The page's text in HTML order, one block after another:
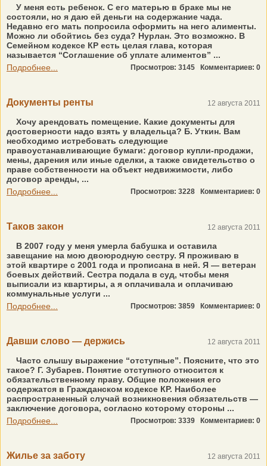
У меня есть ребенок. С его матерью в браке мы не
состояли, но я даю ей деньги на содержание чада.
Недавно его мать попросила оформить на него алименты.
Можно ли обойтись без суда? Нурлан. Это возможно. В
Семейном кодексе КР есть целая глава, которая
называется “Соглашение об уплате алиментов” ...
Подробнее...
Просмотров: 3145 Комментариев: 0
Документы ренты 12 августа 2011
Хочу арендовать помещение. Какие документы для
достоверности надо взять у владельца? Б. Уткин. Вам
необходимо истребовать следующие
правоустанавливающие бумаги: договор купли-продажи,
мены, дарения или иные сделки, а также свидетельство о
праве собственности на объект недвижимости, либо
договор аренды, ...
Подробнее...
Просмотров: 3228 Комментариев: 0
Таков закон 12 августа 2011
В 2007 году у меня умерла бабушка и оставила
завещание на мою двоюродную сестру. Я проживаю в
этой квартире с 2001 года и прописана в ней. Я — ветеран
боевых действий. Сестра подала в суд, чтобы меня
выписали из квартиры, а я оплачивала и оплачиваю
коммунальные услуги ...
Подробнее...
Просмотров: 3859 Комментариев: 0
Давши слово — держись 12 августа 2011
Часто слышу выражение “отступные”. Поясните, что это
такое? Г. Зубарев. Понятие отступного относится к
обязательственному праву. Общие положения его
содержатся в Гражданском кодексе КР. Наиболее
распространенный случай возникновения обязательств —
заключение договора, согласно которому стороны ...
Подробнее...
Просмотров: 3339 Комментариев: 0
Жилье за заботу 12 августа 2011